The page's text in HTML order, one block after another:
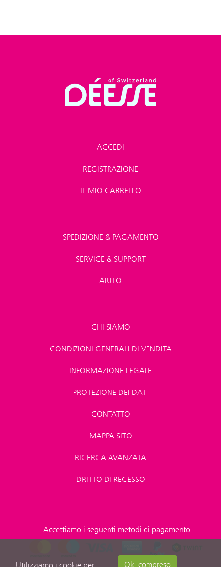
ACCEDI
REGISTRAZIONE
IL MIO CARRELLO
SPEDIZIONE & PAGAMENTO
SERVICE & SUPPORT
AIUTO
CHI SIAMO
CONDIZIONI GENERALI DI VENDITA
INFORMAZIONE LEGALE
PROTEZIONE DEI DATI
CONTATTO
MAPPA SITO
RICERCA AVANZATA
DRITTO DI RECESSO
Accettiamo i seguenti metodi di pagamento
Utilizziamo i cookie per Ok, compreso